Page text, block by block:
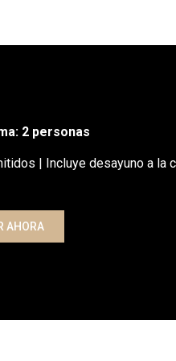
2 personas
| Incluye desayuno a la
AHORA